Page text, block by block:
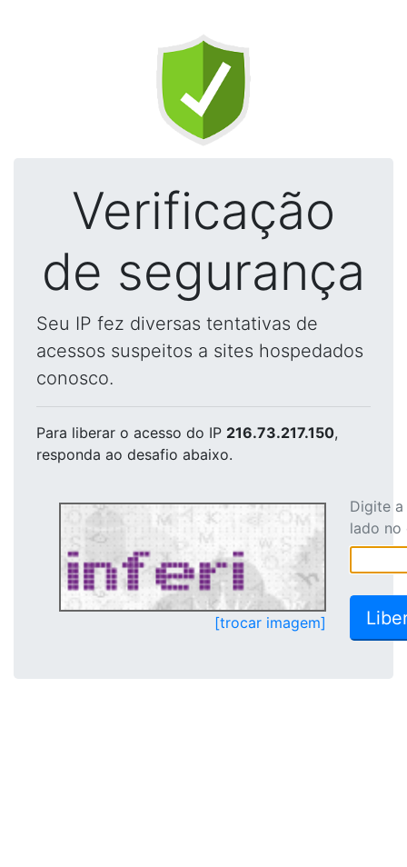
Verificação
de segurança
Seu IP fez diversas tentativas de
acessos suspeitos a sites hospedados
conosco.
Para liberar o acesso do IP 216.73.217.150,
responda ao desafio abaixo.
[trocar imagem]
Digite
lado no